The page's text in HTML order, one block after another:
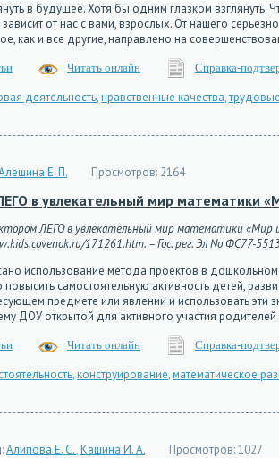
в будущее. Хотя бы одним глазком
от нас с вами, взрослых. От нашего
как и все другие, направлено на
Читать онлайн Справка-
деятельность,нравственные качества,
Е. П. Просмотров: 2164
в увлекательный мир математики
ЛЕГО в увлекательный мир математики «Мир
171261.htm. – Гос. рег. Эл No ФС77-
использование метода проектов в
повысить самостоятельную активность детей,
предмете или явлении и использовать эти
ДОУ открытой для активного участия родителей
Читать онлайн Справка-
,конструирование,математическое
Алипова Е. С.,Кашина И. А. Просмотров:1027